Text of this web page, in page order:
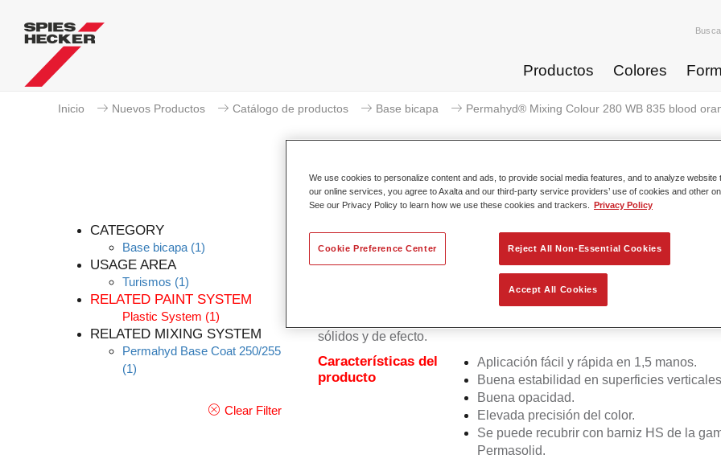
Productos Colores
Inicio Nuevos Productos Catálogo de productos Base bicapa Permahyd® Mixing Colour 280 WB 835 blood
CATEGORY
Base bicapa (1)
USAGE AREA
Turismos (1)
RELATED PAINT SYSTEM
Plastic System (1)
RELATED MIXING SYSTEM
Permahyd Base Coat 250/255
(1)
Clear Filter
Permahyd® Mixing Colour 280
El básico Permahyd Base Bicapa 280 se puede usar con Permahyd
sólidos y de efecto.
Características del
producto
Aplicación fácil y rápida en 1,5 manos.
Buena estabilidad en superficies
Buena opacidad.
Elevada precisión del color.
Se puede recubrir con barniz HS de la
Permasolid.
We use cookies to personalize content and ads, to provide social media features, and to analyze website
our online services, you agree to Axalta and our third-party service providers’ use of cookies and other
See our Privacy Policy to learn how we use these cookies and trackers.
Privacy Policy
Reject All Non-Essential Cookies
Accept All Cookies
Cookie Preference Center